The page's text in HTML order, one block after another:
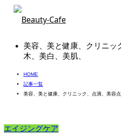
美容、美と健康、クリニッ
木、美白、美肌、
HOME
記事一覧
美容、美と健康、クリニック、点滴、美容
エイジングケア